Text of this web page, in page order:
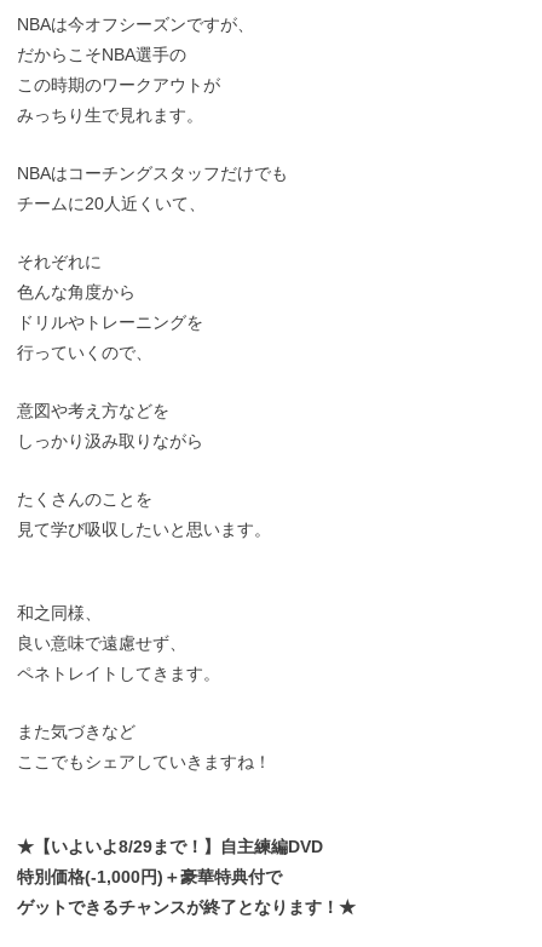
NBAは今オフシーズンですが、
だからこそNBA選手の
この時期のワークアウトが
みっちり生で見れます。
NBAはコーチングスタッフだけでも
チームに20人近くいて、
それぞれに
色んな角度から
ドリルやトレーニングを
行っていくので、
意図や考え方などを
しっかり汲み取りながら
たくさんのことを
見て学び吸収したいと思います。
和之同様、
良い意味で遠慮せず、
ペネトレイトしてきます。
また気づきなど
ここでもシェアしていきますね！
★【いよいよ8/29まで！】自主練編DVD
特別価格(-1,000円)＋豪華特典付で
ゲットできるチャンスが終了となります！★